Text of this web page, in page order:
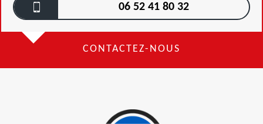
06 52 41 80 32
CONTACTEZ-NOUS